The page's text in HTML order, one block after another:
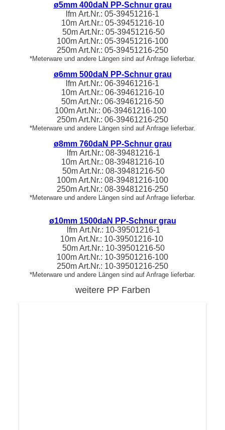
ø5mm 400daN PP-Schnur grau
lfm Art.Nr.: 05-39451216-1
10m Art.Nr.: 05-39451216-10
50m Art.Nr.: 05-39451216-50
100m Art.Nr.: 05-39451216-100
250m Art.Nr.: 05-39451216-250
*Meterware und andere Längen sind auf Anfrage lieferbar.
ø6mm 500daN PP-Schnur grau
lfm Art.Nr.: 06-39461216-1
10m Art.Nr.: 06-39461216-10
50m Art.Nr.: 06-39461216-50
100m Art.Nr.: 06-39461216-100
250m Art.Nr.: 06-39461216-250
*Meterware und andere Längen sind auf Anfrage lieferbar.
ø8mm 760daN PP-Schnur grau
lfm Art.Nr.: 08-39481216-1
10m Art.Nr.: 08-39481216-10
50m Art.Nr.: 08-39481216-50
100m Art.Nr.: 08-39481216-100
250m Art.Nr.: 08-39481216-250
*Meterware und andere Längen sind auf Anfrage lieferbar.
ø10mm 1500daN PP-Schnur grau
lfm Art.Nr.: 10-39501216-1
10m Art.Nr.: 10-39501216-10
50m Art.Nr.: 10-39501216-50
100m Art.Nr.: 10-39501216-100
250m Art.Nr.: 10-39501216-250
*Meterware und andere Längen sind auf Anfrage lieferbar.
weitere PP Farben